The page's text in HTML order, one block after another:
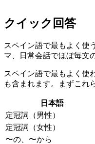
クイック回答
スペイン語で最もよく使
マ、日常会話でほぼ毎文
スペイン語で最もよく使
も含まれます。まずこれ
日本語
定冠詞（男性）
定冠詞（女性）
〜の、〜から